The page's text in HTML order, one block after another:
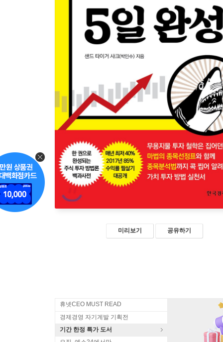
미리보기 공유하기
휴넷CEO MUST READ
경제경영 자기계발 기획전
기간 한정 특가 도서